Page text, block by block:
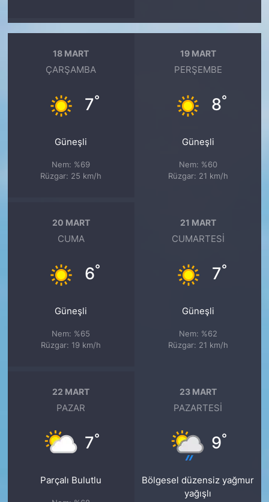
18 MART
ÇARŞAMBA
7°
Güneşli
Nem: %69
Rüzgar: 25 km/h
19 MART
PERŞEMBE
8°
Güneşli
Nem: %60
Rüzgar: 21 km/h
20 MART
CUMA
6°
Güneşli
Nem: %65
Rüzgar: 19 km/h
21 MART
CUMARTESI
7°
Güneşli
Nem: %62
Rüzgar: 21 km/h
22 MART
PAZAR
7°
Parçalı Bulutlu
23 MART
PAZARTESI
9°
Bölgesel düzensiz yağmur
yağışlı